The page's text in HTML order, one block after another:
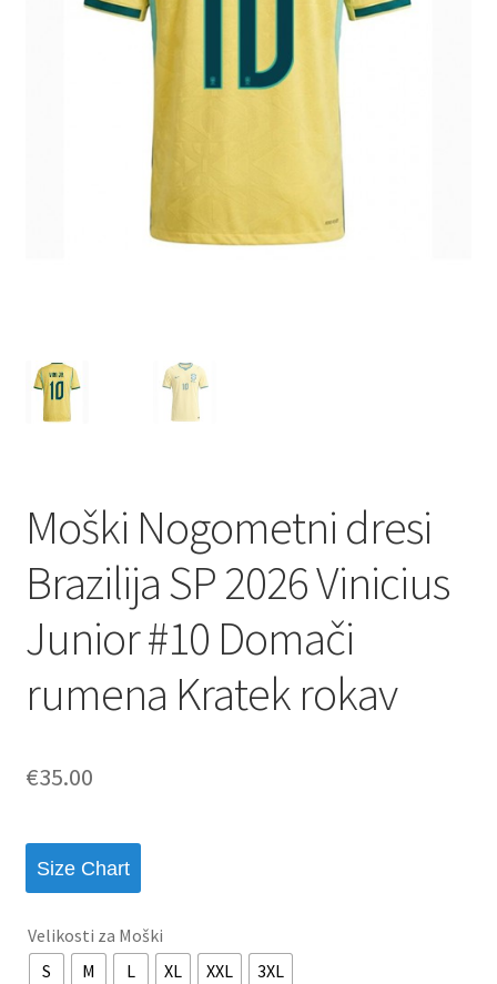
Zaključek nakupa
Moški Nogometni dresi
Brazilija SP 2026 Vinicius
Junior #10 Domači
rumena Kratek rokav
€35.00
Size Chart
Velikosti za Moški
S
M L XL XXL 3XL